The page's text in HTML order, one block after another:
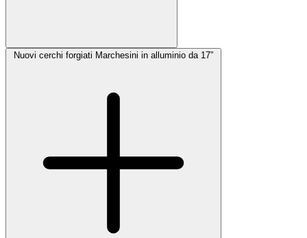
Nuovi cerchi forgiati Marchesini in alluminio da 17”